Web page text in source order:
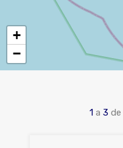
+
−
1 a 3 de